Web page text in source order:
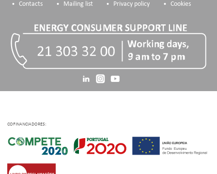
Contacts Mailing list Privacy policy Cookies
COFINANCIADORES: